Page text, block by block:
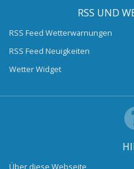
RSS UND
RSS Feed Wetterwarnungen
RSS Feed Neuigkeiten
Wetter Widget
Über diese Webseite